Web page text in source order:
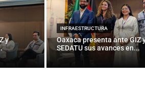
y
INFRAESTRUCTURA
Oaxaca presenta ante GIZ
SEDATU sus avances en...